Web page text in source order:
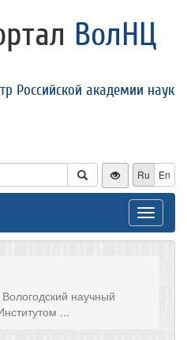
ВолНЦ
Российской академии наук
Ru En
Toggle
научный
...